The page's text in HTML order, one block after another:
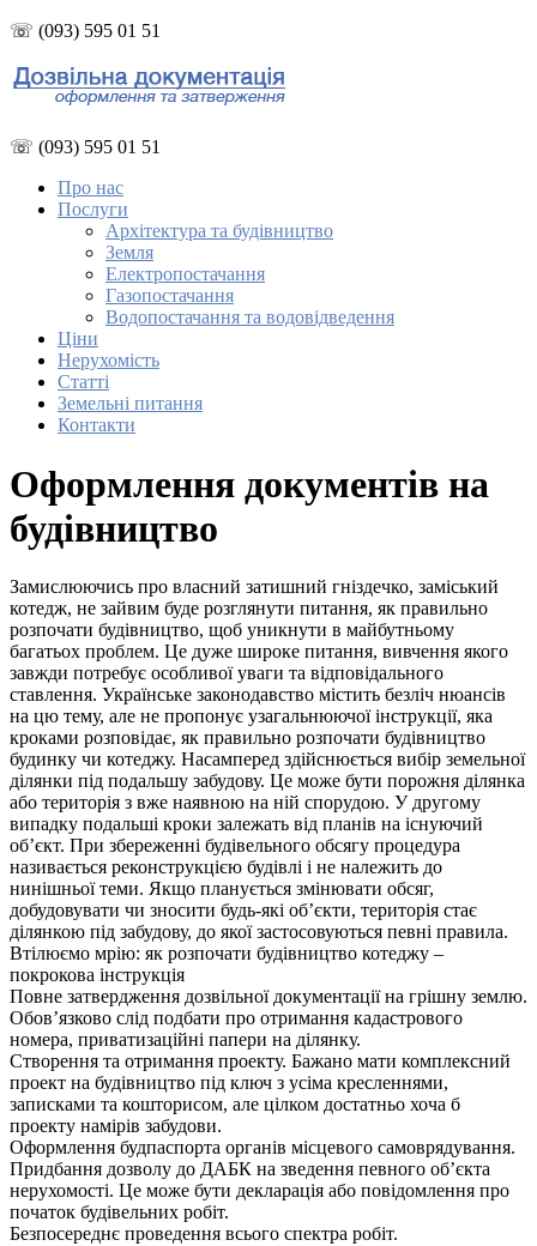
☏ (093) 595 01 51
☏ (093) 595 01 51
Про нас
Послуги
Архітектура та будівництво
Земля
Електропостачання
Газопостачання
Водопостачання та водовідведення
Ціни
Нерухомість
Статті
Земельні питання
Контакти
Оформлення документів на
будівництво
Замислюючись про власний затишний гніздечко, заміський
котедж, не зайвим буде розглянути питання, як правильно
розпочати будівництво, щоб уникнути в майбутньому
багатьох проблем. Це дуже широке питання, вивчення якого
завжди потребує особливої ​​уваги та відповідального
ставлення. Українське законодавство містить безліч нюансів
на цю тему, але не пропонує узагальнюючої інструкції, яка
кроками розповідає, як правильно розпочати будівництво
будинку чи котеджу. Насамперед здійснюється вибір земельної
ділянки під подальшу забудову. Це може бути порожня ділянка
або територія з вже наявною на ній спорудою. У другому
випадку подальші кроки залежать від планів на існуючий
об’єкт. При збереженні будівельного обсягу процедура
називається реконструкцією будівлі і не належить до
нинішньої теми. Якщо планується змінювати обсяг,
добудовувати чи зносити будь-які об’єкти, територія стає
ділянкою під забудову, до якої застосовуються певні правила.
Втілюємо мрію: як розпочати будівництво котеджу –
покрокова інструкція
Повне затвердження дозвільної документації на грішну землю.
Обов’язково слід подбати про отримання кадастрового
номера, приватизаційні папери на ділянку.
Створення та отримання проекту. Бажано мати комплексний
проект на будівництво під ключ з усіма кресленнями,
записками та кошторисом, але цілком достатньо хоча б
проекту намірів забудови.
Оформлення будпаспорта органів місцевого самоврядування.
Придбання дозволу до ДАБК на зведення певного об’єкта
нерухомості. Це може бути декларація або повідомлення про
початок будівельних робіт.
Безпосереднє проведення всього спектра робіт.